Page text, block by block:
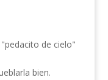
de cielo"
bien.